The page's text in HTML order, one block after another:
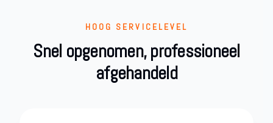
HOOG SERVICELEVEL
Snel opgenomen, professioneel
afgehandeld